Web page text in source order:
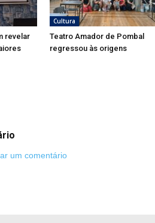
revelar
Cultura
Teatro Amador de Pombal
regressou às origens
um comentário